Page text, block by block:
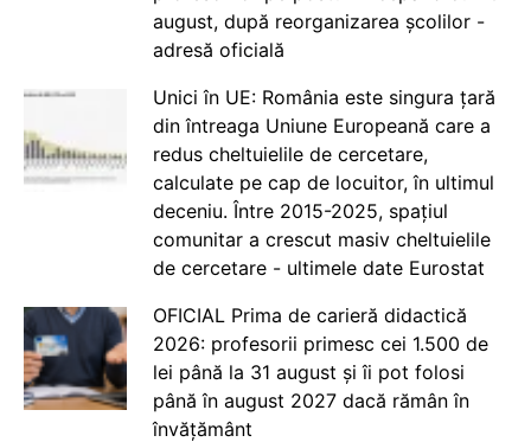
august, după reorganizarea școlilor -
adresă oficială
Unici în UE: România este singura țară
din întreaga Uniune Europeană care a
redus cheltuielile de cercetare,
calculate pe cap de locuitor, în ultimul
deceniu. Între 2015-2025, spațiul
comunitar a crescut masiv cheltuielile
de cercetare - ultimele date Eurostat
OFICIAL Prima de carieră didactică
2026: profesorii primesc cei 1.500 de
lei până la 31 august și îi pot folosi
până în august 2027 dacă rămân în
învățământ